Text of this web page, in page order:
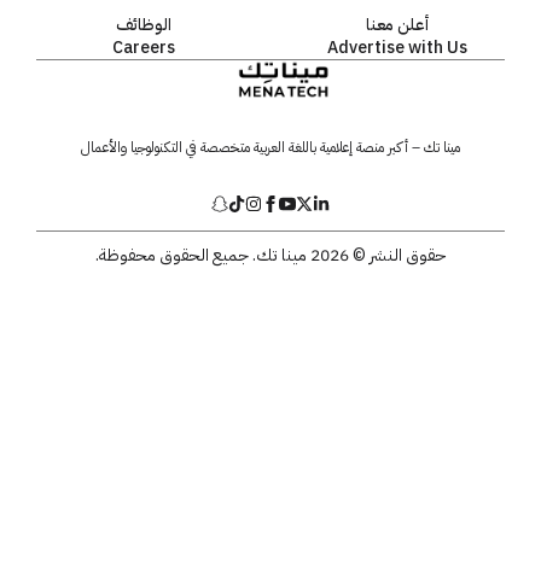
أعلن معنا
Advertise with Us
الوظائف
Careers
مينا تك – أكبر منصة إعلامية باللغة العربية متخصصة في التكنولوجيا والأعمال
حقوق النشر © 2026 مينا تك. جميع الحقوق محفوظة.